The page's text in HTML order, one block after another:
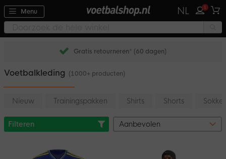
Menu NL 1
Gratis retourneren* (60 dagen)
Voetbalkleding (1000+ producten)
Nieuw Trainingspakken Shirts Shorts
Filteren